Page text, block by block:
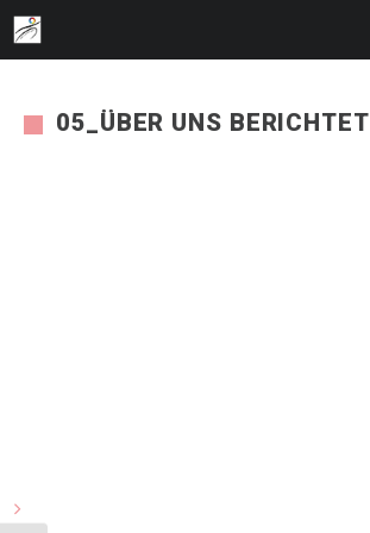
05_ÜBER UNS BERICHTET